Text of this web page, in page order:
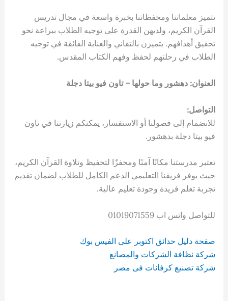
تتميز معلماتنا ومحفظاتنا بخبرة واسعة في مجال تدريس
القرآن الكريم، ولديهن القدرة على توجيه الطلاب ببراعة نحو
تحقيق أهدافهم. يتميزن بالتفاني والعناية الفائقة في توجيه
الطلاب في رحلتهم لحفظ وفهم الكتاب المقدس.
العنوان: دهشور وما حولها – تاون فيو بيتا دجلة
التواصل:
للانضمام إلى فصولنا أو الاستفسار، يمكنكم زيارتنا في تاون
فيو بيتا دجلة بدهشور.
تعتبر مدرستنا مكانًا آمنًا ومحفزًا لتحفيظ وتلاوة القرآن الكريم،
حيث يوفر فريقنا التعليمي الدعم الكامل للطلاب لضمان تقديم
تجربة تعلم فريدة وجودة تعليم عالية.
للتواصل واتس اب 01019071559
صفحة دليل حدائق اكتوبر على الفيس بوك
شركة نظافة الشركات والمصانع
شركة تصنيع كرفانات فى مصر